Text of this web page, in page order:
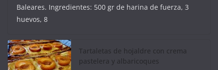
Baleares. Ingredientes: 500 gr de harina de fuerza, 3
huevos, 8
Tartaletas de hojaldre con crema
pastelera y albaricoques